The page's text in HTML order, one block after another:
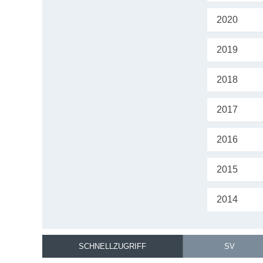
2020
2019
2018
2017
2016
2015
2014
SCHNELLZUGRIFF SV